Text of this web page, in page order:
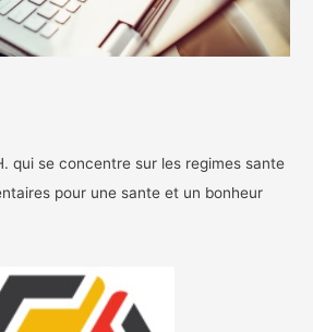
qui se concentre sur les regimes sante
pour une sante et un bonheur